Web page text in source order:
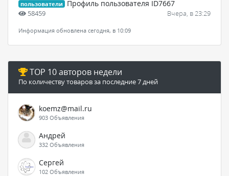
пользователи Профиль пользователя ID7667
58459 Вчера, в 23:29
Информация обновлена сегодня, в 10:09
TOP 10 авторов недели
По количеству товаров за последние 7 дней
koemz@mail.ru
903 Объявления
Андрей
332 Объявления
Сергей
102 Объявления